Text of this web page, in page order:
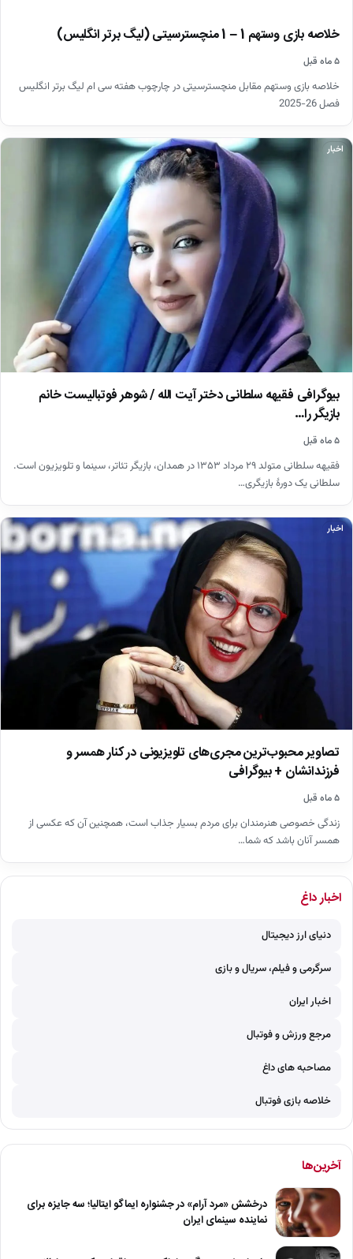
خلاصه بازی وستهم 1 – 1 منچسترسیتی (لیگ برتر انگلیس)
۵ ماه قبل
خلاصه بازی وستهم مقابل منچسترسیتی در چارچوب هفته سی ام لیگ برتر انگلیس
فصل 26-2025
اخبار
بیوگرافی فقیهه سلطانی دختر آیت الله / شوهر فوتبالیست خانم
بازیگر را…
۵ ماه قبل
فقیهه سلطانی متولد ۲۹ مرداد ۱۳۵۳ در همدان، بازیگر تئاتر، سینما و تلویزیون است.
سلطانی یک دورهٔ بازیگری…
اخبار
تصاویر محبوب‌ترین مجری‌های تلویزیونی در کنار همسر و
فرزندانشان + بیوگرافی
۵ ماه قبل
زندگی خصوصی هنرمندان برای مردم بسیار جذاب است، همچنین آن که عکسی از
همسر آنان باشد که شما…
اخبار داغ
دنیای ارز دیجیتال
سرگرمی و فیلم، سریال و بازی
اخبار ایران
مرجع ورزش و فوتبال
مصاحبه های داغ
خلاصه بازی فوتبال
آخرین‌ها
درخشش «مرد آرام» در جشنواره ایماگو ایتالیا؛ سه جایزه برای
نماینده سینمای ایران